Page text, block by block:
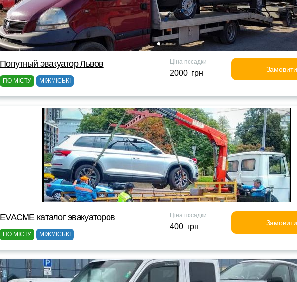
Попутный эвакуатор Львов
ПО МІСТУ МІЖМІСЬКІ
Ціна посадки
2000 грн Замовити
EVACME каталог эвакуаторов
ПО МІСТУ МІЖМІСЬКІ
Ціна посадки
400 грн Замовити